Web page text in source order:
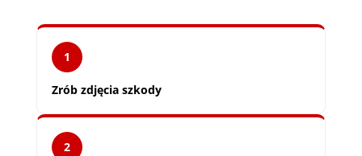
1
Zrób zdjęcia szkody
2